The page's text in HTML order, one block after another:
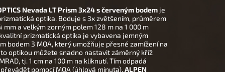
Nevada LT Prism 3x24 s červeným bodemje
optika. Boduje s 3x zvětšením, průměrem
mm a velkým zorným polem 128 m na 1 000 m
prizmatická optika je vybavena jemným
bodem 3 MOA, který umožňuje přesné zamížení na
optikou můžete snadno nastavit záměrný kříž
tj. 1 cm na 100 m na kliknutí. Tím odpadá
pomocí MOA (úhlová minuta).ALPEN